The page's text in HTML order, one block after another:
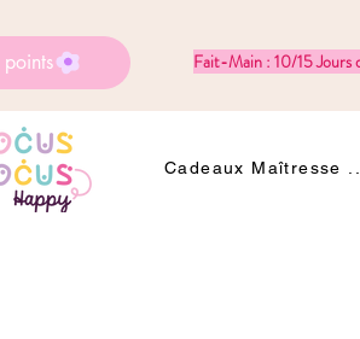
Fait-Main : 10/15 Jours
Cadeaux Maîtresse ...